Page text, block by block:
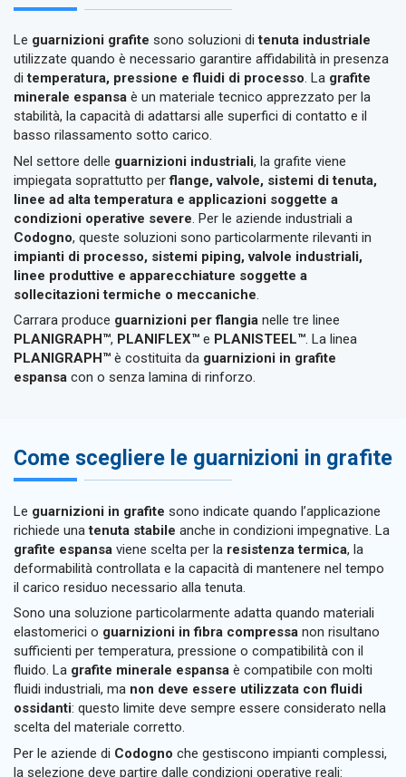
Le guarnizioni grafite sono soluzioni ditenuta industriale
utilizzate quando è necessario garantire affidabilità in presenza
ditemperatura, pressione e fluidi di processo. La grafite
minerale espansa è un materiale tecnico apprezzato per la
stabilità, la capacità di adattarsi alle superfici di contatto e il
basso rilassamento sotto carico.
Nel settore delle guarnizioni industriali, la grafite viene
impiegata soprattutto perflange, valvole, sistemi di tenuta,
linee ad alta temperatura e applicazioni soggette a
condizioni operative severe . Per le aziende industriali a
Codogno, queste soluzioni sono particolarmente rilevanti in
impianti di processo, sistemi piping, valvole industriali,
linee produttive e apparecchiature soggette a
sollecitazioni termiche o meccaniche
Carrara produce guarnizioni per flangia nelle tre linee
PLANIGRAPH™, PLANIFLEX™ e PLANISTEEL™. La linea
PLANIGRAPH™ è costituita da guarnizioni in grafite
espansa con o senza lamina di rinforzo.
Come scegliere le guarnizioni in grafite
Le guarnizioni in grafite sono indicate quando l’applicazione
richiede unatenuta stabile anche in condizioni impegnative. La
grafite espansa viene scelta per la resistenza termica, la
deformabilità controllata e la capacità di mantenere nel tempo
il carico residuo necessario alla tenuta.
Sono una soluzione particolarmente adatta quando materiali
elastomerici o guarnizioni in fibra compressa non risultano
sufficienti per temperatura, pressione o compatibilità con il
fluido. La grafite minerale espansa è compatibile con molti
fluidi industriali, ma non deve essere utilizzata con fluidi
ossidanti: questo limite deve sempre essere considerato nella
scelta del materiale corretto.
Per le aziende di Codogno che gestiscono impianti complessi,
la selezione deve partire dalle condizioni operative reali: